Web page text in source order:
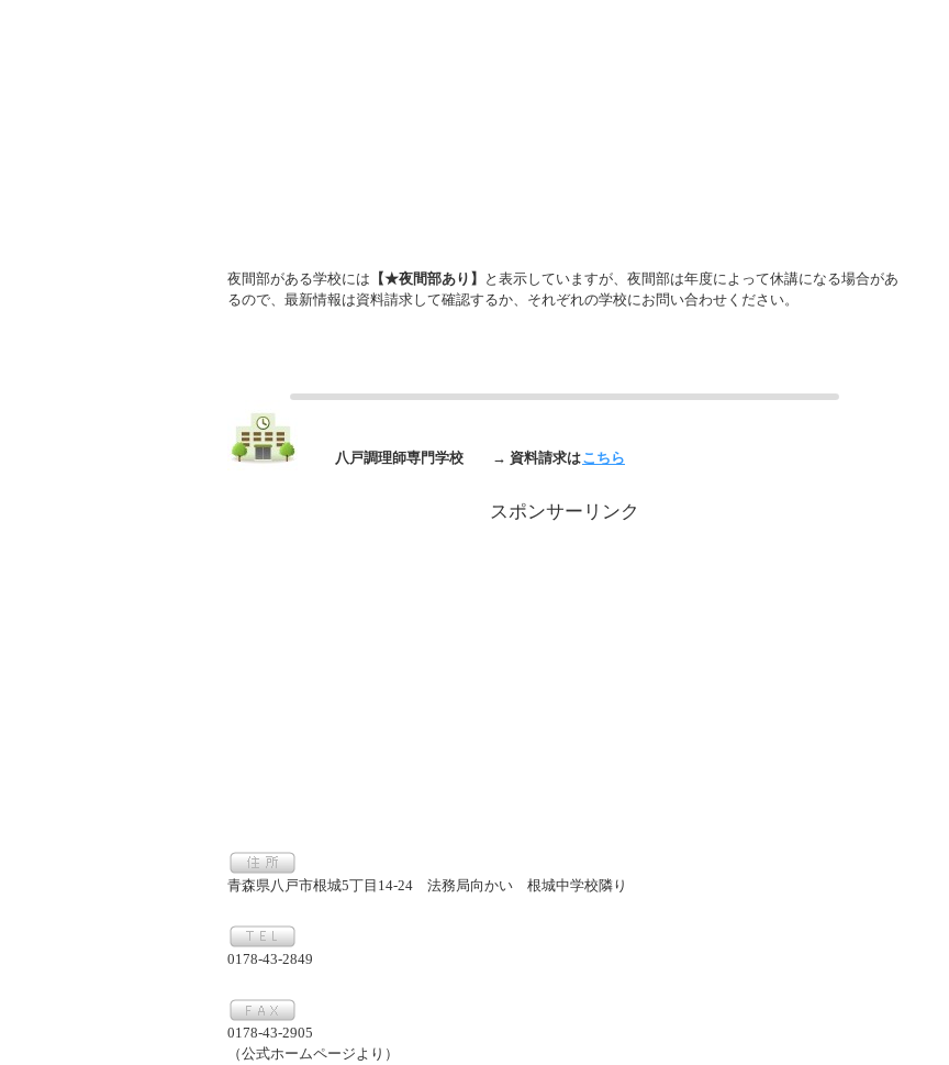
夜間部がある学校には 【★夜間部あり】
と表示していますが、夜間部は年度によって休講になる場合があ
るので、最新情報は資料請求して確認するか、それぞれの学校にお問い合わせください。
八戸調理師専門学校 → 資料請求はこちら
スポンサーリンク
青森県八戸市根城5丁目14-24 法務局向かい 根城中学校隣り
0178-43-2849
0178-43-2905
（公式ホームページより）